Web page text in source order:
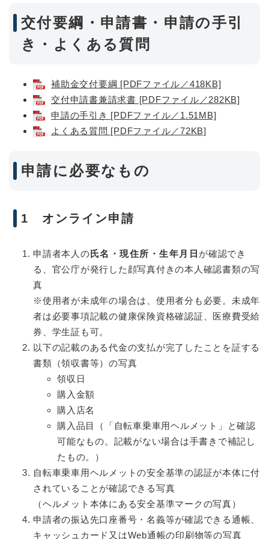
交付要綱・申請書・申請の手引
き・よくある質問
補助金交付要綱 [PDFファイル／418KB]
交付申請書兼請求書 [PDFファイル／282KB]
申請の手引き [PDFファイル／1.51MB]
よくある質問 [PDFファイル／72KB]
申請に必要なもの
1 オンライン申請
申請者本人の氏名・現住所・生年月日 が確認でき
る、官公庁が発行した顔写真付きの本人確認書類の写
真
※使用者が未成年の場合は、使用者分も必要。未成年
者は必要事項記載の健康保険資格確認証、医療費受給
券、学生証も可。
以下の記載のある代金の支払が完了したことを証する
書類（領収書等）の写真
領収日
購入金額
購入店名
購入品目（「自転車乗車用ヘルメット」と確認
可能なもの。記載がない場合は手書きで補記し
たもの。）
自転車乗車用ヘルメットの安全基準の認証が本体に付
されていることが確認できる写真
（ヘルメット本体にある安全基準マークの写真）
申請者の振込先口座番号・名義等が確認できる通帳、
キャッシュカード又はWeb通帳の印刷物等の写真